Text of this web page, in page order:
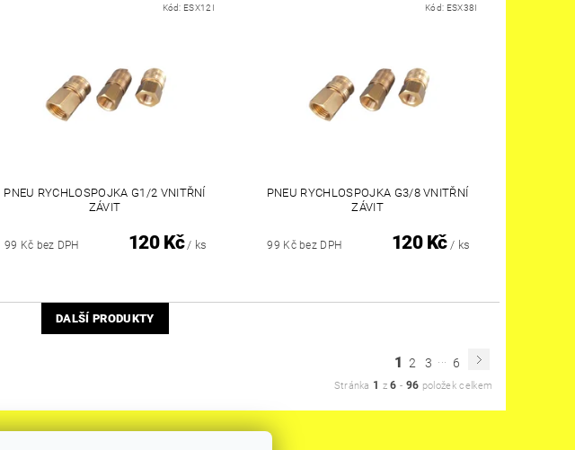
Kód: ESX12I
PNEU RYCHLOSPOJKA G1/2 VNITŘNÍ
ZÁVIT
99 Kč bez DPH 120 Kč / ks
Kód: ESX38I
PNEU RYCHLOSPOJKA G3/8 VNITŘNÍ
ZÁVIT
99 Kč bez DPH 120 Kč / ks
DALŠÍ PRODUKTY
1 2 3 6
Stránka 1 z6 - 96 položek celkem